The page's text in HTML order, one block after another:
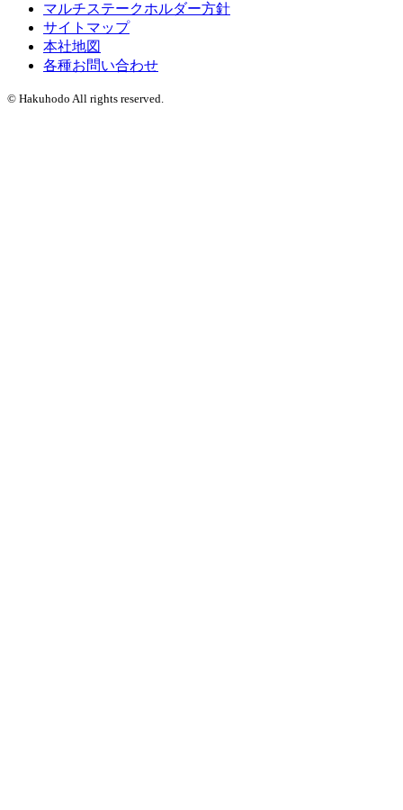
マルチステークホルダー方針
サイトマップ
本社地図
各種お問い合わせ
© Hakuhodo All rights reserved.